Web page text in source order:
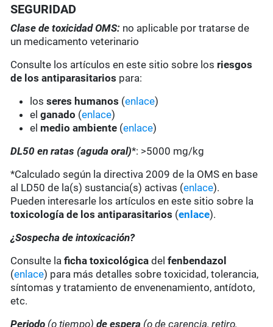
SEGURIDAD
Clase de toxicidad OMS: no aplicable por tratarse de
un medicamento veterinario
Consulte los artículos en este sitio sobre los riesgos
de los antiparasitarios para:
losseres humanos (enlace)
elganado (enlace)
el medio ambiente (enlace)
DL50 en ratas (aguda oral)*: >5000 mg/kg
*Calculado según la directiva 2009 de la OMS en base
al LD50 de la(s) sustancia(s) activas (enlace).
Pueden interesarle los artículos en este sitio sobre la
toxicología de los antiparasitarios (enlace).
¿Sospecha de intoxicación?
Consulte laficha toxicológica delfenbendazol
(enlace) para más detalles sobre toxicidad, tolerancia,
síntomas y tratamiento de envenenamiento, antídoto,
etc.
Periodo (o tiempo) de espera (o de carencia, retiro,